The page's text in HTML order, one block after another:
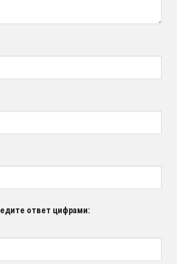
ответ цифрами: